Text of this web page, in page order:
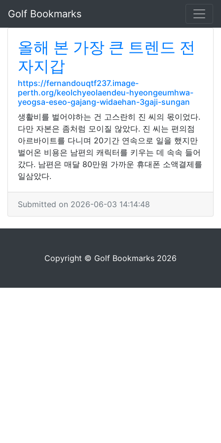
Golf Bookmarks
올해 본 가장 큰 트렌드 전
자지갑
https://fernandouqtf237.image-
perth.org/keolchyeolaendeu-hyeongeumhwa-
yeogsa-eseo-gajang-widaehan-3gaji-sungan
생활비를 벌어야하는 건 고스란히 진 씨의 몫이었다.
다만 자본은 좀처럼 모이질 않았다. 진 씨는 편의점
아르바이트를 다니며 20기간 연속으로 일을 했지만
벌어온 비용은 남편의 캐릭터를 키우는 데 속속 들어
갔다. 남편은 매달 80만원 가까운 휴대폰 소액결제를
일삼았다.
Submitted on 2026-06-03 14:14:48
Copyright © Golf Bookmarks 2026